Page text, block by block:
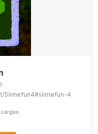
Slimefun4#slimefun-4